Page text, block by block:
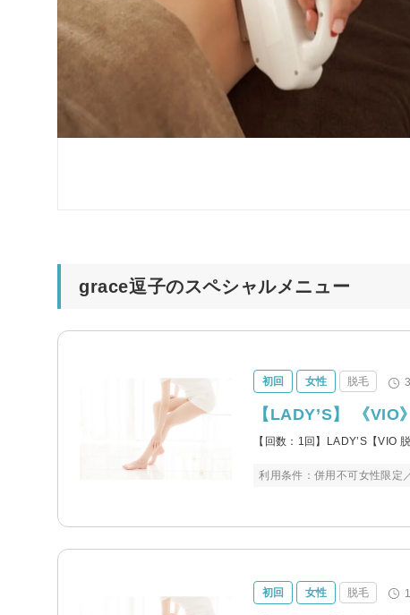
grace逗子のスペシャルメニュー
初回 女性 脱毛
【LADY’S】 《VIO
【回数：1回】LADY’S【VIO
利用条件：併用不可女性限定
初回 女性 脱毛